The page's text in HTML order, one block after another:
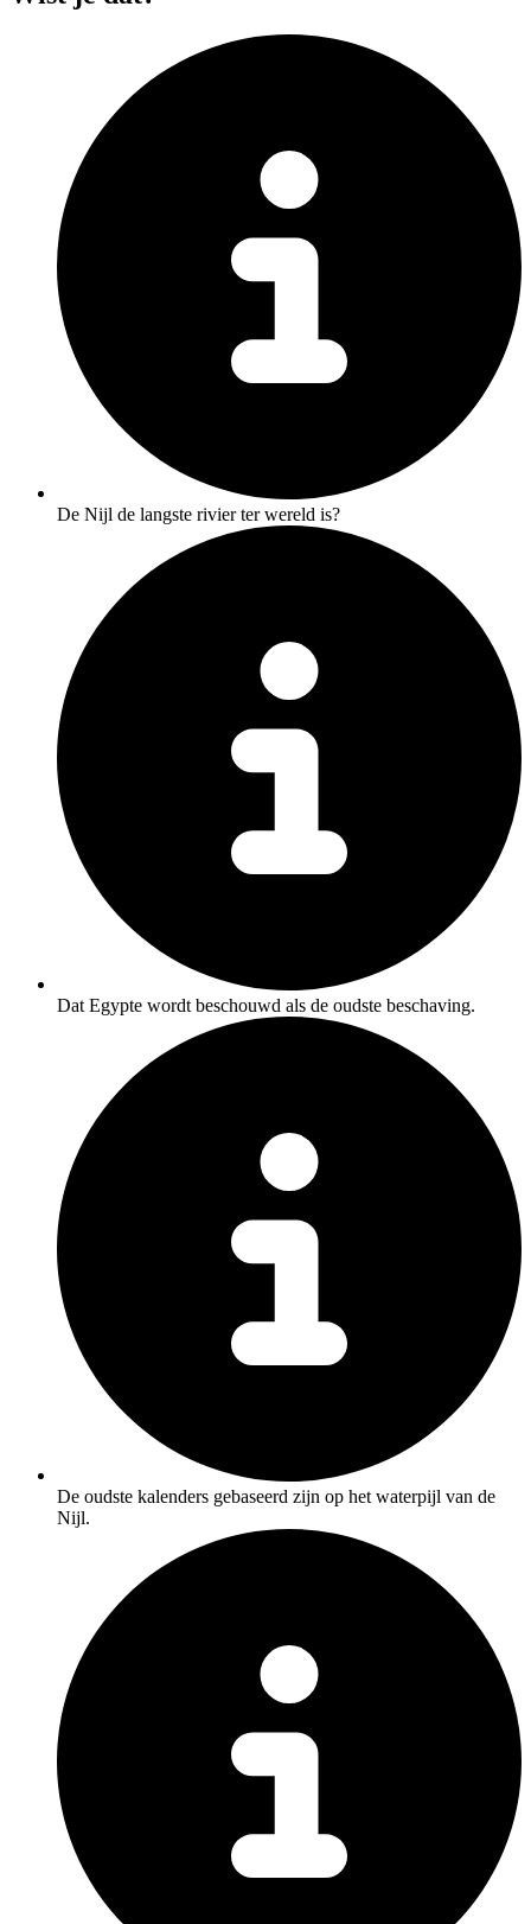
De Nijl de langste rivier ter wereld is?
Dat Egypte wordt beschouwd als de oudste beschaving.
De oudste kalenders gebaseerd zijn op het waterpijl van de
Nijl.